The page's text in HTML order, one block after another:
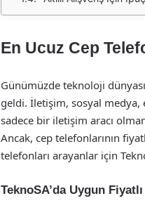
En Ucuz Cep
Günümüzde teknoloji
geldi. İletişim, sosyal medya,
sadece bir iletişim aracı
Ancak, cep telefonlarının
telefonları arayanlar için
TeknoSA’da Uygun